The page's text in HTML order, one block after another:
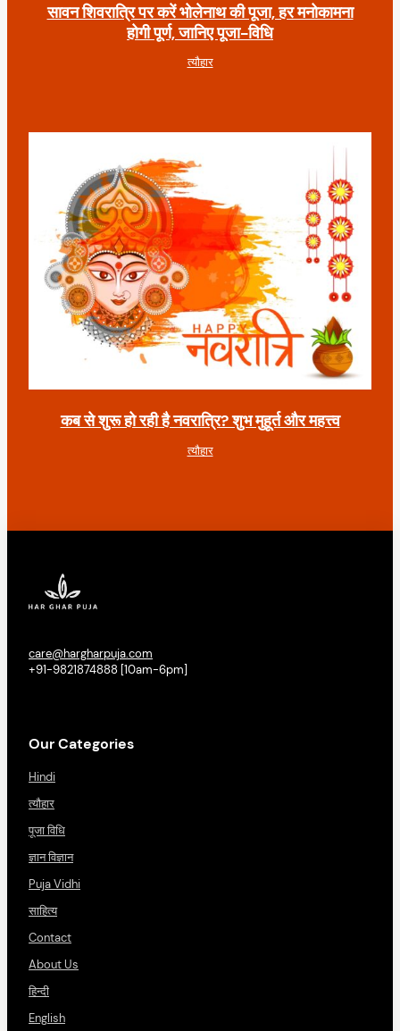
सावन शिवरात्रि पर करें भोलेनाथ की पूजा, हर मनोकामना
होगी पूर्ण, जानिए पूजा-विधि
त्यौहार
कब से शुरू हो रही है नवरात्रि? शुभ मुहूर्त और महत्त्व
त्यौहार
care@hargharpuja.com
+91-9821874888 [10am-6pm]
Our Categories
Hindi
त्यौहार
पूजा विधि
ज्ञान विज्ञान
Puja Vidhi
साहित्य
Contact
About Us
हिन्दी
English